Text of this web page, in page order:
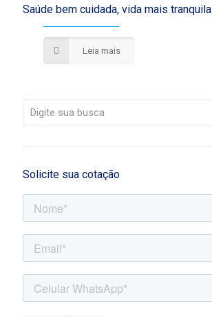
Saúde bem cuidada, vida mais tranquila
Leia mais
Solicite sua cotação